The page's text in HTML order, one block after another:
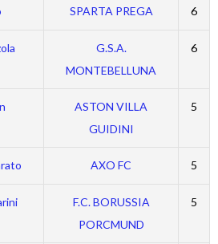
SPARTA PREGA 6
G.S.A.
MONTEBELLUNA
6
ASTON VILLA
GUIDINI
5
AXO FC 5
F.C. BORUSSIA
PORCMUND
5